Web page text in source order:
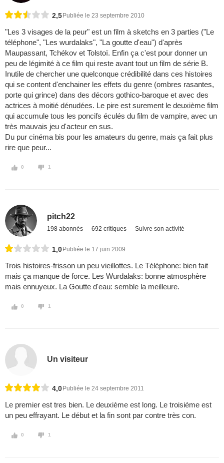
2,5 Publiée le 23 septembre 2010
"Les 3 visages de la peur" est un film à sketchs en 3 parties ("Le
téléphone", "Les wurdalaks", "La goutte d'eau") d'après
Maupassant, Tchékov et Tolstoï. Enfin ça c'est pour donner un
peu de légimité à ce film qui reste avant tout un film de série B.
Inutile de chercher une quelconque crédibilité dans ces histoires
qui se content d'enchainer les effets du genre (ombres rasantes,
porte qui grince) dans des décors gothico-baroque et avec des
actrices à moitié dénudées. Le pire est surement le deuxième film
qui accumule tous les poncifs éculés du film de vampire, avec un
très mauvais jeu d'acteur en sus.
Du pur cinéma bis pour les amateurs du genre, mais ça fait plus
rire que peur...
0 1
pitch22
198 abonnés 692 critiques Suivre son activité
1,0 Publiée le 17 juin 2009
Trois histoires-frisson un peu vieillottes. Le Téléphone: bien fait
mais ça manque de force. Les Wurdalaks: bonne atmosphère
mais ennuyeux. La Goutte d'eau: semble la meilleure.
0 1
Un visiteur
4,0 Publiée le 24 septembre 2011
Le premier est tres bien. Le deuxième est long. Le troisiéme est
un peu effrayant. Le début et la fin sont par contre très con.
0 1